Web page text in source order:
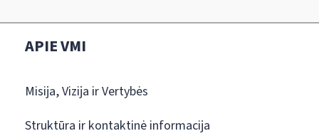
APIE VMI
Misija, Vizija ir Vertybės
Struktūra ir kontaktinė informacija